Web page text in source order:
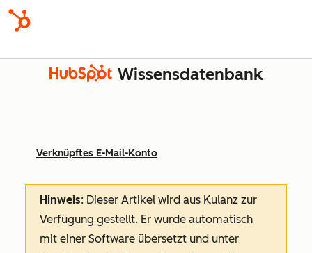
Wissensdatenbank
Verknüpftes E-Mail-Konto
Hinweis: Dieser Artikel wird aus Kulanz zur
Verfügung gestellt. Er wurde automatisch
mit einer Software übersetzt und unter